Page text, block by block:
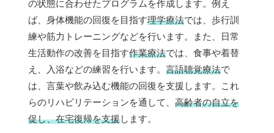
の状態に合わせたプログラムを作成します。例え
ば、身体機能の回復を目指す理学療法では、歩行訓
練や筋力トレーニングなどを行います。また、日常
生活動作の改善を目指す作業療法では、食事や着替
え、入浴などの練習を行います。 言語聴覚療法で
は、言葉や飲み込む機能の回復を支援します。これ
らのリハビリテーションを通して、 高齢者の自立を
促し、在宅復帰を支援します。